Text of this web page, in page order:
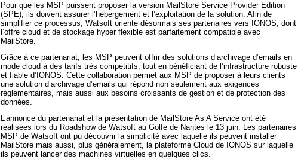
Pour que les MSP puissent proposer la version MailStore Service Provider Edition
(SPE), ils doivent assurer l’hébergement et l’exploitation de la solution. Afin de
simplifier ce processus, Watsoft oriente désormais ses partenaires vers IONOS, dont
l’offre cloud et de stockage hyper flexible est parfaitement compatible avec
MailStore.
Grâce à ce partenariat, les MSP peuvent offrir des solutions d’archivage d’emails en
mode cloud à des tarifs très compétitifs, tout en bénéficiant de l’infrastructure robuste
et fiable d’IONOS. Cette collaboration permet aux MSP de proposer à leurs clients
une solution d’archivage d’emails qui répond non seulement aux exigences
réglementaires, mais aussi aux besoins croissants de gestion et de protection des
données.
L’annonce du partenariat et la présentation de MailStore As A Service ont été
réalisées lors du Roadshow de Watsoft au Golfe de Nantes le 13 juin. Les partenaires
MSP de Watsoft ont pu découvrir la simplicité avec laquelle ils peuvent installer
MailStore mais aussi, plus généralement, la plateforme Cloud de IONOS sur laquelle
ils peuvent lancer des machines virtuelles en quelques clics.